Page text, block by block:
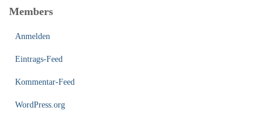
Members
Anmelden
Eintrags-Feed
Kommentar-Feed
WordPress.org